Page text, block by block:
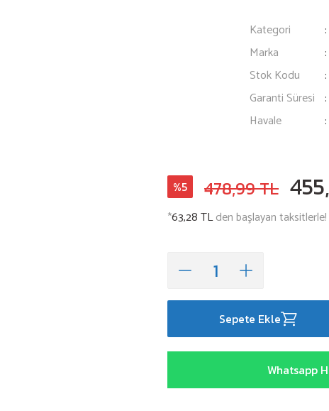
Kategori
Marka
Stok Kodu
Garanti Süresi
Havale
%5 478,99 TL
*63,28 TLden başlayan taksitlerle!
Sepete Ekle
Whatsapp